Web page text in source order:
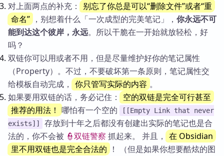
对上面两点的补充： 别忘了你总是可以“删除文件”或者“重
命名” ，别想着什么「一次成型的完美笔记」，你永远不可
能到达这个彼岸，永远。所以干脆在一开始就放轻松，好
吗？
双链你可以用或者不用，但是尽量维护好你的笔记属性
（Property）。不过，不要破坏第一条原则，笔记属性交
给模板自动完成， 你只管写实际的内容 。
如果要用双链的话，务必记住： 空的双链是完全可行甚至
推荐的用法！ 哪怕有一个空的
[[Empty Link that never
exists]]
存放到十年之后都没有创建出实际的笔记也是合
法的，你不会被 👮双链警察 抓起来。 并且， 在 Obsidian
里不用双链也是完全合法的 ！ （但是如果你想要酷炫的图